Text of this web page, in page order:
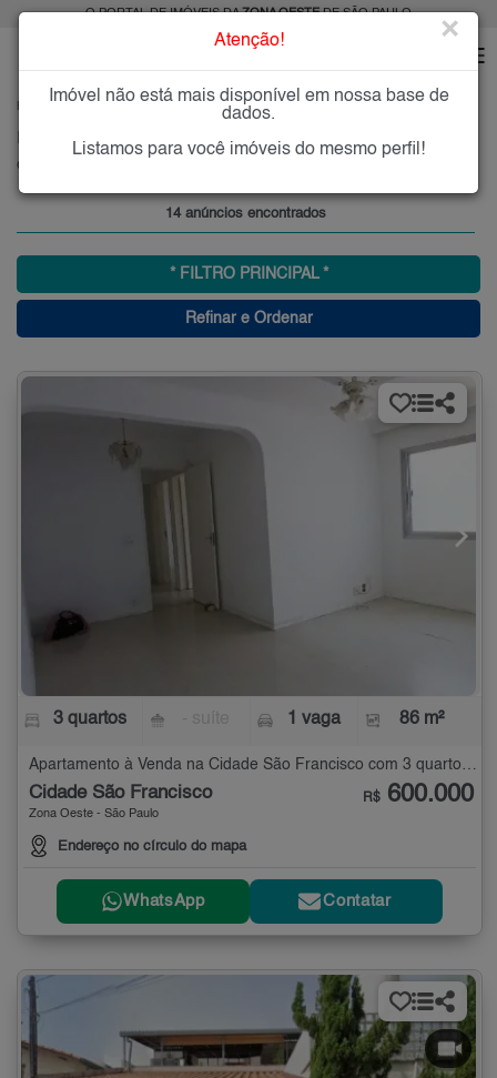
O PORTAL DE IMÓVEIS DAZONA OESTEDE SÃO PAULO
CIDADE SÃO FRANCISCO
Imóveis à Venda na Cidade São Francisco, Zona Oeste, SP
Cidade São Francisco, Zona Oeste
14 anúncios encontrados
* FILTRO PRINCIPAL *
Refinar e Ordenar
3 quartos 1 vaga 86 m²
Cidade São Francisco
Zona Oeste - São Paulo
Endereço no círculo do mapa
R$ 600.000
WhatsApp Contatar
Atenção! ×
Imóvel não está mais disponível em nossa base de
dados.
Listamos para você imóveis do mesmo perfil!